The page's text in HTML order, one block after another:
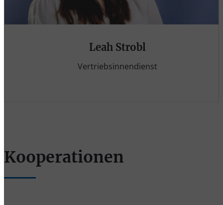
Leah Strobl
Vertriebsinnendienst
Kooperationen